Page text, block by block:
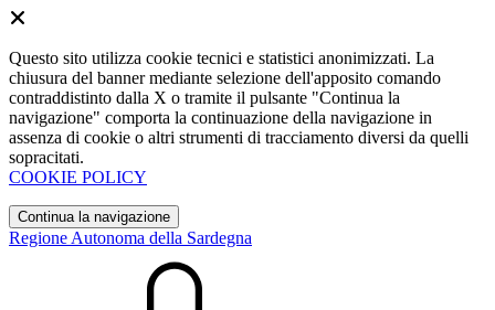
Questo sito utilizza cookie tecnici e statistici anonimizzati. La
chiusura del banner mediante selezione dell'apposito comando
contraddistinto dalla X o tramite il pulsante "Continua la
navigazione" comporta la continuazione della navigazione in
assenza di cookie o altri strumenti di tracciamento diversi da quelli
sopracitati.
COOKIE POLICY
Continua la navigazione
Regione Autonoma della Sardegna